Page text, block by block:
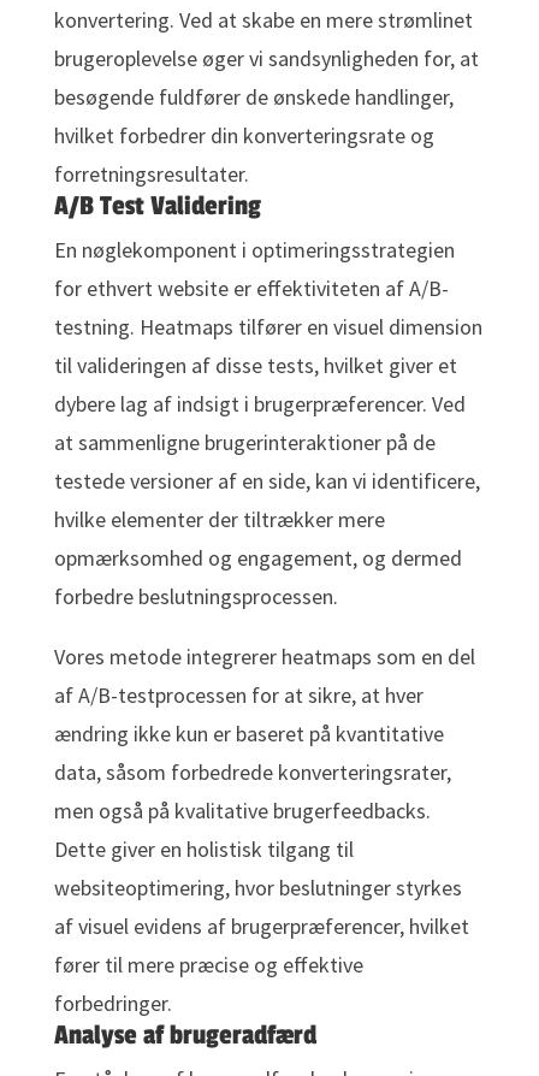
konvertering. Ved at skabe en mere strømlinet
brugeroplevelse øger vi sandsynligheden for, at
besøgende fuldfører de ønskede handlinger,
hvilket forbedrer din konverteringsrate og
forretningsresultater.
A/B Test Validering
En nøglekomponent i optimeringsstrategien
for ethvert website er effektiviteten af A/B-
testning. Heatmaps tilfører en visuel dimension
til valideringen af disse tests, hvilket giver et
dybere lag af indsigt i brugerpræferencer. Ved
at sammenligne brugerinteraktioner på de
testede versioner af en side, kan vi identificere,
hvilke elementer der tiltrækker mere
opmærksomhed og engagement, og dermed
forbedre beslutningsprocessen.
Vores metode integrerer heatmaps som en del
af A/B-testprocessen for at sikre, at hver
ændring ikke kun er baseret på kvantitative
data, såsom forbedrede konverteringsrater,
men også på kvalitative brugerfeedbacks.
Dette giver en holistisk tilgang til
websiteoptimering, hvor beslutninger styrkes
af visuel evidens af brugerpræferencer, hvilket
fører til mere præcise og effektive
forbedringer.
Analyse af brugeradfærd